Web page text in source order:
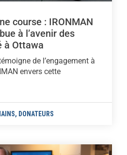
course : IRONMAN
à l’avenir des
à Ottawa
de l’engagement à
envers cette
, DONATEURS